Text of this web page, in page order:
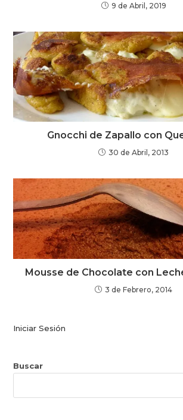
9 de Abril, 2019
Gnocchi de Zapallo con
30 de Abril, 2013
Mousse de Chocolate con
3 de Febrero, 2014
Iniciar Sesión
Buscar